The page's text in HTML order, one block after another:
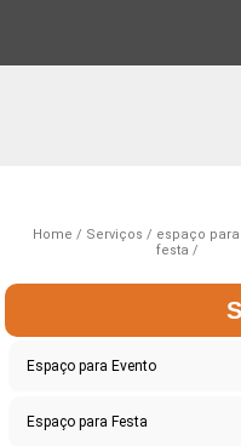
Home Serviços
espaço para
festa
Espaço para Evento
Espaço para Festa